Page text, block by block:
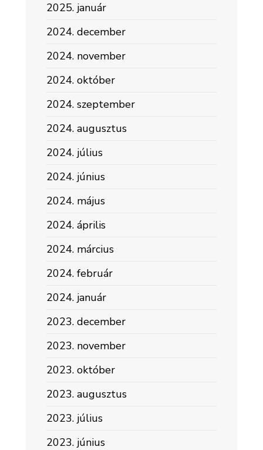
2025. január
2024. december
2024. november
2024. október
2024. szeptember
2024. augusztus
2024. július
2024. június
2024. május
2024. április
2024. március
2024. február
2024. január
2023. december
2023. november
2023. október
2023. augusztus
2023. július
2023. június